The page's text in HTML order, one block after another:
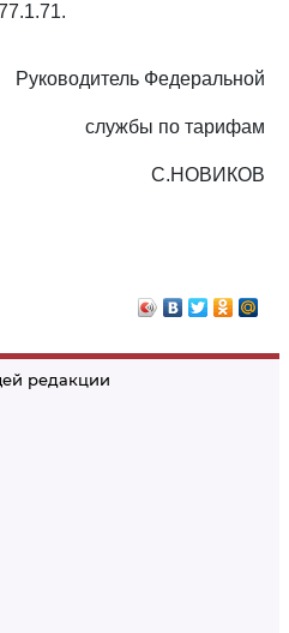
редакции
Руководитель Федеральной
службы по тарифам
С.НОВИКОВ